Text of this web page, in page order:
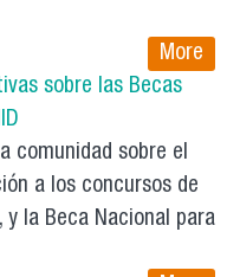
More
sobre las Becas
comunidad sobre el
a los concursos de
la Beca Nacional para